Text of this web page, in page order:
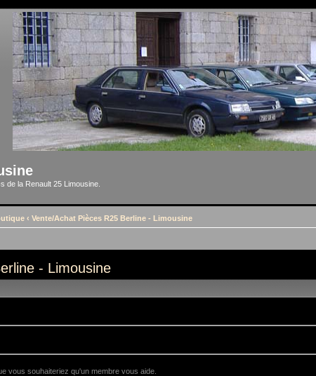
de la Renault 25 Limousine.
‹ Vente/Achat Pièces R25 Berline - Limousine
- Limousine
vous souhaiteriez qu'un membre vous aide.